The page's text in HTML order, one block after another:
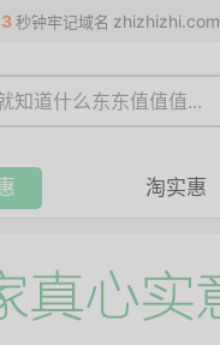
3 秒钟牢记域名 zhizhizhi.com
淘实惠